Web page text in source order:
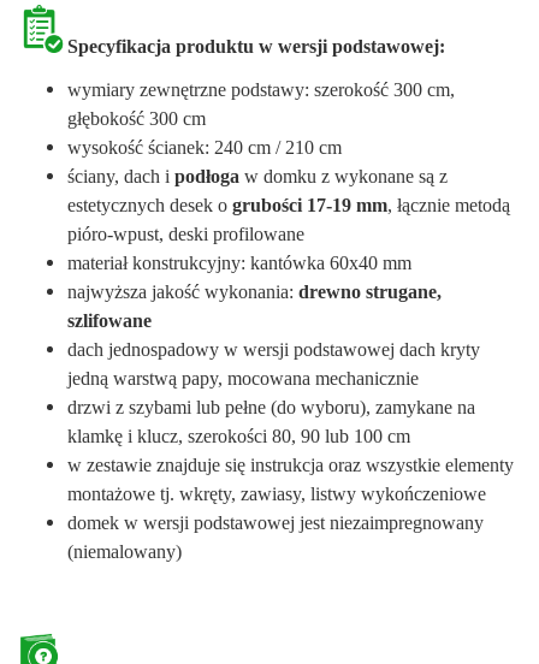
Specyfikacja produktu w wersji podstawowej:
wymiary zewnętrzne podstawy: szerokość 300 cm,
głębokość 300 cm
wysokość ścianek: 240 cm / 210 cm
ściany, dach i podłoga w domku z wykonane są z
estetycznych desek o grubości 17-19 mm, łącznie metodą
pióro-wpust, deski profilowane
materiał konstrukcyjny: kantówka 60x40 mm
najwyższa jakość wykonania: drewno strugane,
szlifowane
dach jednospadowy w wersji podstawowej dach kryty
jedną warstwą papy, mocowana mechanicznie
drzwi z szybami lub pełne (do wyboru), zamykane na
klamkę i klucz, szerokości 80, 90 lub 100 cm
w zestawie znajduje się instrukcja oraz wszystkie elementy
montażowe tj. wkręty, zawiasy, listwy wykończeniowe
domek w wersji podstawowej jest niezaimpregnowany
(niemalowany)